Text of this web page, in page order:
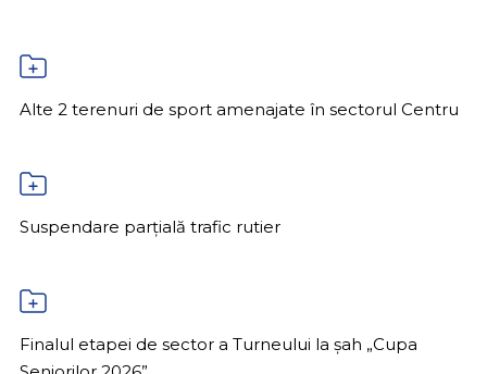
Alte 2 terenuri de sport amenajate în sectorul Centru
Suspendare parțială trafic rutier
Finalul etapei de sector a Turneului la șah „Cupa